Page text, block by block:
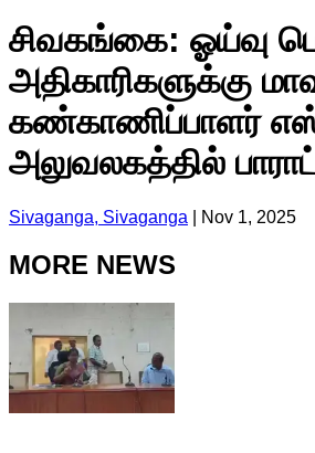
சிவகங்கை: ஓய்வு
அதிகாரிகளுக்கு
கண்காணிப்பாளர்
அலுவலகத்தில்
Sivaganga, Sivaganga Nov 1, 2025
MORE NEWS